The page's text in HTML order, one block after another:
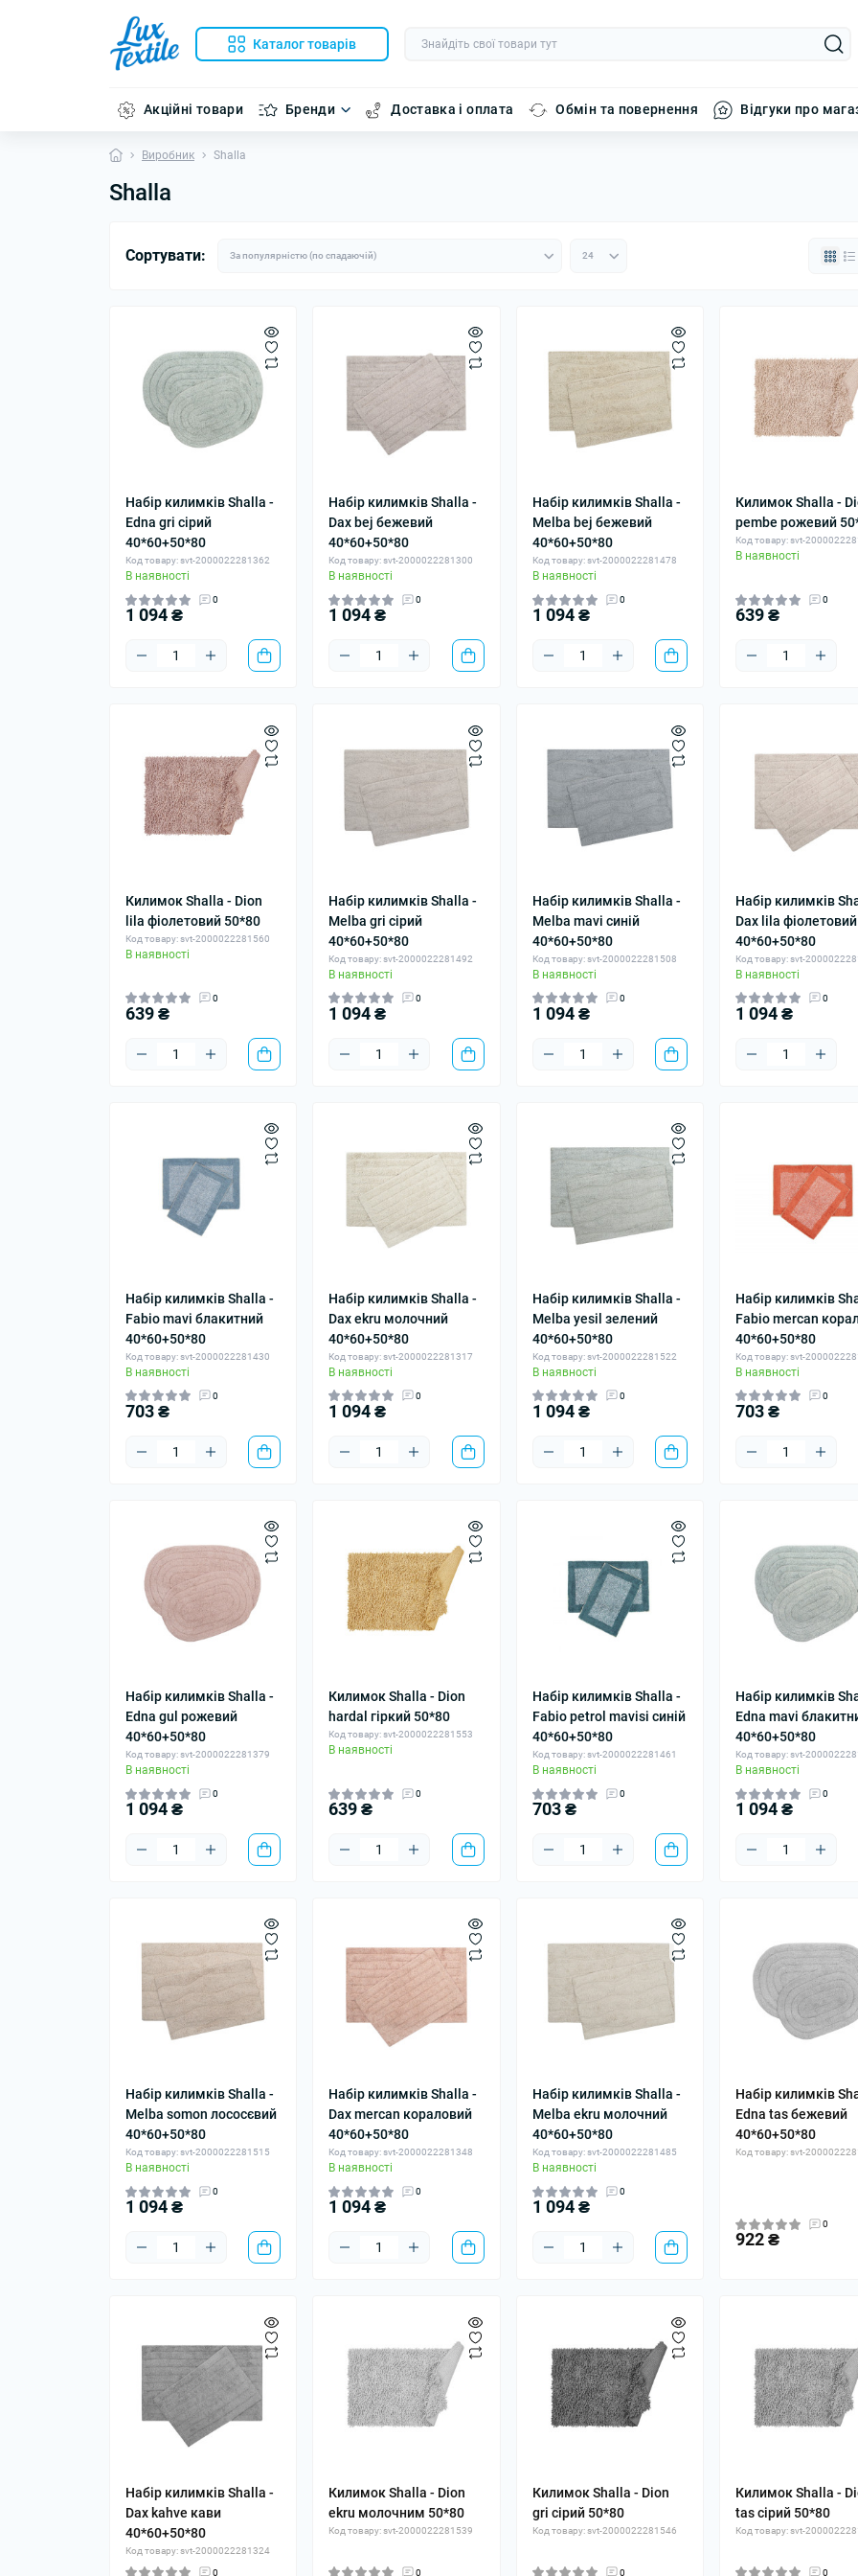
Каталог товарів
Акційні товари Бренди Доставка і оплата Обмін та повернення Відгуки про
Виробник Shalla
Shalla
Сортувати:
Набір килимків Shalla -
Edna gri сірий
40*60+50*80
Код товару: svt-2000022281362
В наявності
0
1 094 ₴
Набір килимків Shalla -
Dax bej бежевий
40*60+50*80
Код товару: svt-2000022281300
В наявності
0
1 094 ₴
Набір килимків Shalla -
Melba bej бежевий
40*60+50*80
Код товару: svt-2000022281478
В наявності
0
1 094 ₴
Килимок Shalla -
pembe рожевий
Код товару: svt-
В наявності
0
639 ₴
Килимок Shalla - Dion
lila фіолетовий 50*80
Код товару: svt-2000022281560
В наявності
0
639 ₴
Набір килимків Shalla -
Melba gri сірий
40*60+50*80
Код товару: svt-2000022281492
В наявності
0
1 094 ₴
Набір килимків Shalla -
Melba mavi синій
40*60+50*80
Код товару: svt-2000022281508
В наявності
0
1 094 ₴
Набір килимків
Dax lila фіолетовий
40*60+50*80
Код товару: svt-
В наявності
0
1 094 ₴
Набір килимків Shalla -
Fabio mavi блакитний
40*60+50*80
Код товару: svt-2000022281430
В наявності
0
703 ₴
Набір килимків Shalla -
Dax ekru молочний
40*60+50*80
Код товару: svt-2000022281317
В наявності
0
1 094 ₴
Набір килимків Shalla -
Melba yesil зелений
40*60+50*80
Код товару: svt-2000022281522
В наявності
0
1 094 ₴
Набір килимків
Fabio mercan
40*60+50*80
Код товару: svt-
В наявності
0
703 ₴
Набір килимків Shalla -
Edna gul рожевий
40*60+50*80
Код товару: svt-2000022281379
В наявності
0
1 094 ₴
Килимок Shalla - Dion
hardal гіркий 50*80
Код товару: svt-2000022281553
В наявності
0
639 ₴
Набір килимків Shalla -
Fabio petrol mavisi синій
40*60+50*80
Код товару: svt-2000022281461
В наявності
0
703 ₴
Набір килимків
Edna mavi
40*60+50*80
Код товару: svt-
В наявності
0
1 094 ₴
Набір килимків Shalla -
Melba somon лососєвий
40*60+50*80
Код товару: svt-2000022281515
В наявності
0
1 094 ₴
Набір килимків Shalla -
Dax mercan кораловий
40*60+50*80
Код товару: svt-2000022281348
В наявності
0
1 094 ₴
Набір килимків Shalla -
Melba ekru молочний
40*60+50*80
Код товару: svt-2000022281485
В наявності
0
1 094 ₴
Набір килимків
Edna tas бежевий
40*60+50*80
Код товару: svt-
0
922 ₴
Набір килимків Shalla -
Dax kahve кави
40*60+50*80
Код товару: svt-2000022281324
0
Килимок Shalla - Dion
ekru молочним 50*80
Код товару: svt-2000022281539
0
Килимок Shalla - Dion
gri сірий 50*80
Код товару: svt-2000022281546
0
Килимок Shalla -
tas сірий 50*80
Код товару: svt-
0